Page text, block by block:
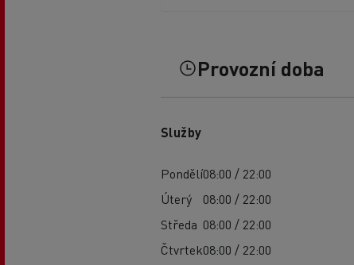
Provozní doba
Služby
Pondělí08:00 / 22:00
Úterý
08:00 / 22:00
Středa 08:00 / 22:00
Čtvrtek08:00 / 22:00